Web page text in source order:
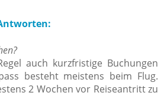
auch kurzfristige Buchungen
besteht meistens beim Flug.
2 Wochen vor Reiseantritt zu